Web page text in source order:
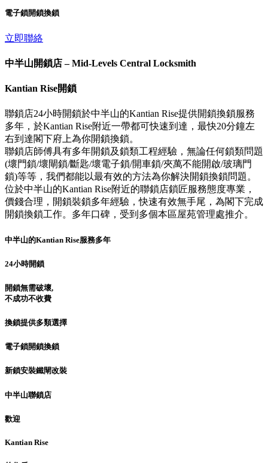
電子鎖開鎖換鎖
立即聯絡
中半山開鎖店 – Mid-Levels Central Locksmith
Kantian Rise開鎖
聯鎖店24小時開鎖於中半山的Kantian Rise提供開鎖換鎖服務
多年，於Kantian Rise附近一帶都可快速到達，最快20分鐘左
右到達閣下府上為你開鎖換鎖。
聯鎖店師傅具有多年開鎖及鎖類工程經驗，無論任何鎖類問題
(壞門鎖/壞閘鎖/斷匙/壞電子鎖/開車鎖/夾萬不能開啟/玻璃門
鎖)等等，我們都能以最有效的方法為你解決開鎖換鎖問題。
位於中半山的Kantian Rise附近的聯鎖店鎖匠服務態度專業，
價錢合理，開鎖裝鎖多年經驗，快速有效無手尾，為閣下完成
開鎖換鎖工作。多年口碑，受到多個本區屋苑管理處推介。
中半山的Kantian Rise服務多年
24小時開鎖
開鎖無需破壞,
不成功不收費
換鎖提供多類選擇
電子鎖開鎖換鎖
新鎖安裝鐵閘改裝
中半山聯鎖店
歡迎
Kantian Rise